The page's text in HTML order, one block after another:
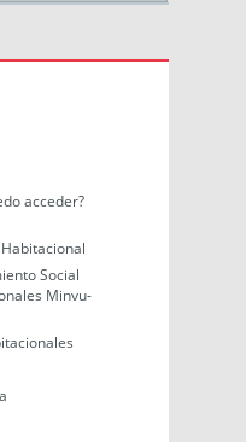
acceder?
Social
Minvu-